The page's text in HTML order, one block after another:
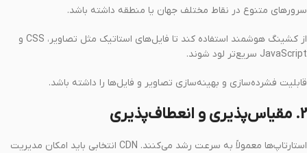
سرورهای متنوع در نقاط مختلف جهان یا منطقه داشته باشد.
از کشینگ هوشمند استفاده کند تا فایل‌های استاتیک مثل تصاویر، CSS و
JavaScript سریع‌تر لود شوند.
قابلیت فشرده‌سازی و بهینه‌سازی تصاویر و فایل‌ها را داشته باشد.
2. مقیاس‌پذیری و انعطاف‌پذیری
استارتاپ‌ها معمولاً به سرعت رشد می‌کنند. CDN انتخابی باید امکان مدیریت